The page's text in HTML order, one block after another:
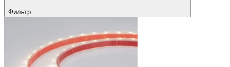
Фильтр